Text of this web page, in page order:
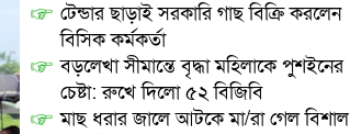
টেন্ডার ছাড়াই সরকারি গাছ বিক্রি করলেন
বিসিক কর্মকর্তা
বড়লেখা সীমান্তে বৃদ্ধা মহিলাকে পুশইনের
চেষ্টা: রুখে দিলো ৫২ বিজিবি
মাছ ধরার জালে আটকে মা/রা গেল বিশাল